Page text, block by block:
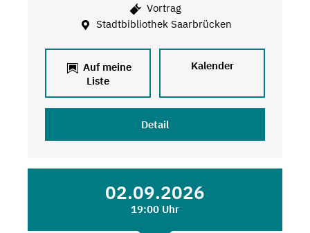
Vortrag
Stadtbibliothek Saarbrücken
Auf meine
Liste
Kalender
Detail
02.09.2026
19:00 Uhr